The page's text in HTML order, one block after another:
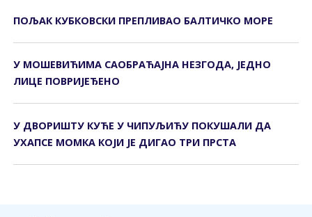
ПОЉАК КУБКОВСКИ ПРЕПЛИВАО БАЛТИЧКО МОРЕ
У МОШЕВИЋИМА САОБРАЋАЈНА НЕЗГОДА, ЈЕДНО
ЛИЦЕ ПОВРИЈЕЂЕНО
У ДВОРИШТУ КУЋЕ У ЧИПУЉИЋУ ПОКУШАЛИ ДА
УХАПСЕ МОМКА КОЈИ ЈЕ ДИГАО ТРИ ПРСТА